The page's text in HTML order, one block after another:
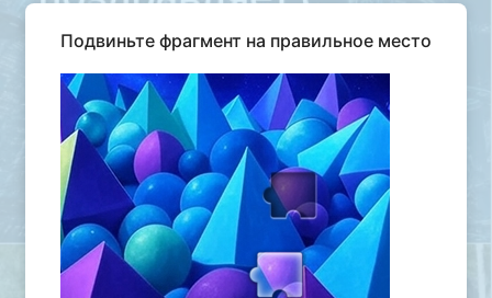
Подвиньте фрагмент на правильное место